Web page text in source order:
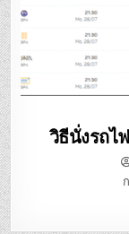
วิธีนั่งรถไ